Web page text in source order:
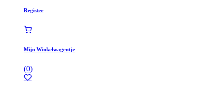
Register
Mijn Winkelwagentje
(0)